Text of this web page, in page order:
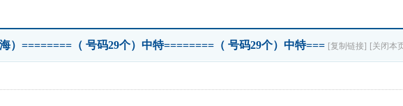
）========（ 号码29个）中特========（ 号码29个）中特=== [复制链接] [关闭本